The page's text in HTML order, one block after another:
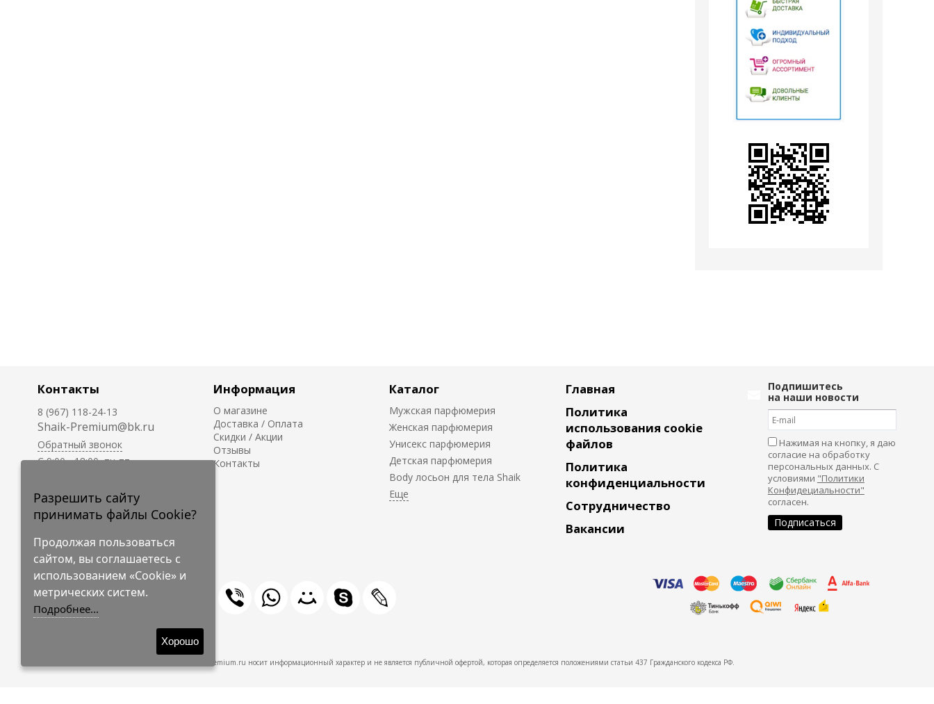
Контакты
8 (967) 118-24-13
Shaik-Premium@bk.ru
Обратный звонок
C 9:00 - 18:00, пн-пт
круглосуточно.
Информация
О магазине
Доставка / Оплата
Скидки / Акции
Отзывы
Контакты
Каталог
Мужская парфюмерия
Женская парфюмерия
Унисекс парфюмерия
Детская парфюмерия
Body лосьон для тела Shaik
Главная
Политика
использования cookie
файлов
Политика
конфиденциальности
Сотрудничество
Вакансии
Подпишитесь
на наши новости
Нажимая на кнопку, я даю
согласие на обработку
персональных данных. С
условиями "Политики
Конфидециальности"
согласен.
© 2009-2026 Shaik-Premium
Shaik-Premium.ru носит информационный характер и не является публичной офертой, которая определяется положениями статьи 437 Гражданского кодекса РФ.
Разрешить сайту
принимать файлы Cookie?
Продолжая пользоваться
сайтом, вы соглашаетесь с
использованием «Cookie» и
метрических систем.
Подробнее...
Хорошо